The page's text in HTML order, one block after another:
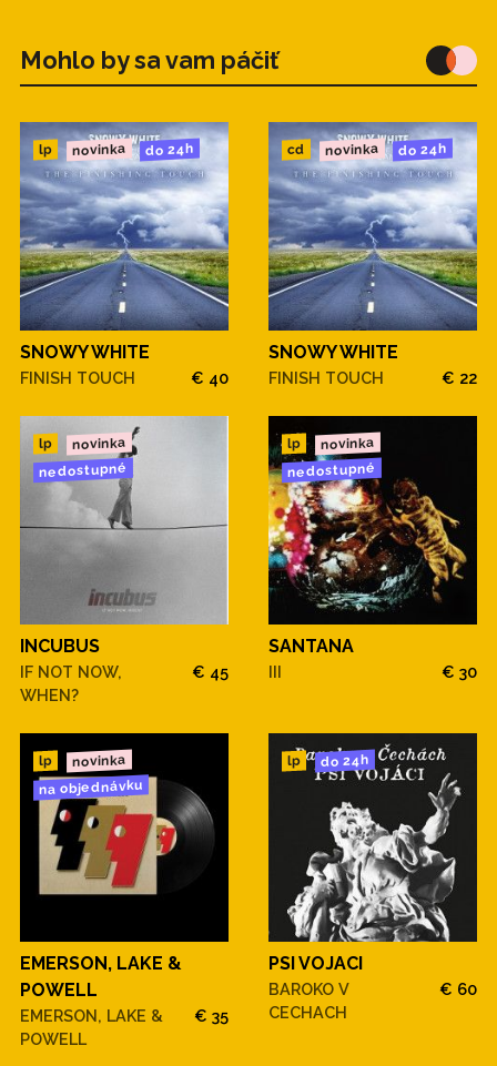
Mohlo by sa vam páčiť
lp novinka do 24h
SNOWY WHITE
FINISH TOUCH € 40
cd novinka do 24h
SNOWY WHITE
FINISH TOUCH € 22
lp novinka
nedostupné
INCUBUS
IF NOT NOW,
WHEN?
€ 45
lp novinka
nedostupné
SANTANA
III € 30
lp novinka
na objednávku
EMERSON, LAKE &
POWELL
EMERSON, LAKE &
POWELL
€ 35
lp do 24h
PSI VOJACI
BAROKO V
CECHACH
€ 60